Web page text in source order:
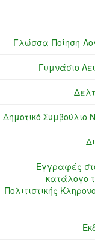
Γλώσσα-Ποίηση-
Γυμνάσιο
Δημοτικό Συμβούλιο
Εγγραφές
κατάλογο
Πολιτιστικής